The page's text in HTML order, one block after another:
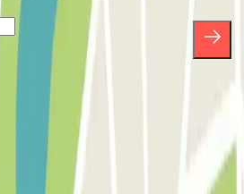
Política de Privacidad para recibir
de Parclick. Sin ningún compromiso,
quieras en la misma newsletter.